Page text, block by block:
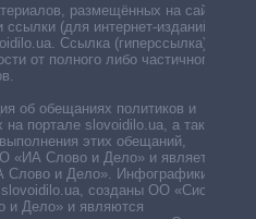
размещённых на сайте,
ссылки (для интернет-изданий —
Ссылка (гиперссылка)
от полного либо частичного
об обещаниях политиков и
портале slovoidilo.ua, а также
этих обещаний,
«ИА Слово и Дело» и является
и Дело». Инфографики,
созданы ОО «Система
и Дело» и являются